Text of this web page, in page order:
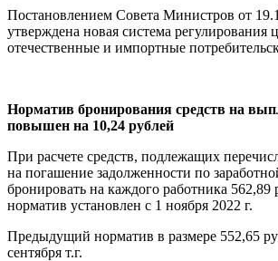
Постановлением Совета Министров от
утверждена новая система регулирования
отечественные и импортные
Норматив бронирования средств на
повышен на 10,24 рублей
При расчете средств, подлежащих
на погашение задолженности по
бронировать на каждого работника
норматив установлен с 1 ноября 2022 г.
Предыдущий норматив в размере 552,65
сентября т.г.